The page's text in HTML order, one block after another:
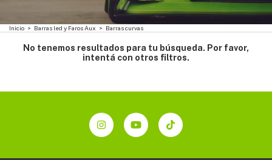
Inicio > Barras led y Faros Aux > Barras curvas
No tenemos resultados para tu búsqueda. Por favor,
intentá con otros filtros.